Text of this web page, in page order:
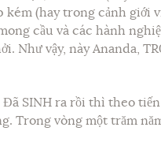
kém (hay trong cảnh giới
cầu và các hành
Như vậy, này Ananda,
SINH ra rồi thì theo
Trong vòng một trăm